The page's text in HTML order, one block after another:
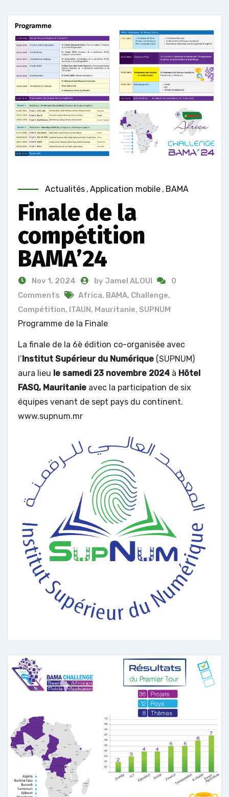
Actualités , Application mobile , BAMA
Finale de la
compétition
BAMA’24
Nov 1, 2024 by Jamel ALOUI
0
Comments
Africa, BAMA, Challenge,
Compétition, ITAUN, Mauritanie, SUPNUM
Programme de la Finale
La finale de la 6è édition co-organisée avec
l’Institut Supérieur du Numérique (SUPNUM)
aura lieu le samedi 23 novembre 2024 à Hôtel
FASQ, Mauritanie avec la participation de six
équipes venant de sept pays du continent.
www.supnum.mr